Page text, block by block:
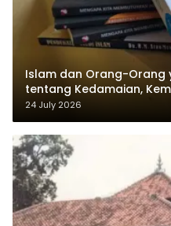
Islam dan Orang-Orang
tentang Kedamaian,
dalam Pemikiran
24 July 2026